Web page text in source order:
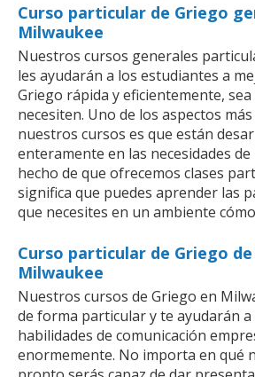
Curso particular de Griego
Milwaukee
Nuestros cursos generales
les ayudarán a los estudiantes a
Griego rápida y eficientemente, sea
necesiten. Uno de los aspectos
nuestros cursos es que están
enteramente en las necesidades
hecho de que ofrecemos clases
significa que puedes aprender las
que necesites en un ambiente
Curso particular de Griego
Milwaukee
Nuestros cursos de Griego en
de forma particular y te ayudarán
habilidades de comunicación
enormemente. No importa en qué